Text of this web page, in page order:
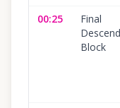
00:25
Final
Block